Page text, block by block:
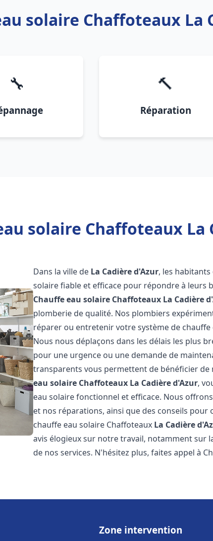
solaire Chaffoteaux La
🔧 🔨
Réparation
solaire Chaffoteaux La
Dans la ville de La Cadière d'Azur, les
solaire fiable et efficace pour répondre à leurs
Chauffe eau solaire Chaffoteaux La Cadière
plomberie de qualité. Nos plombiers
réparer ou entretenir votre système de chauffe
Nous nous déplaçons dans les délais les plus
pour une urgence ou une demande de
transparents vous permettent de bénéficier de
eau solaire Chaffoteaux La Cadière d'Azur,
eau solaire fonctionnel et efficace. Nous
et nos réparations, ainsi que des conseils
chauffe eau solaire Chaffoteaux La Cadière
avis élogieux sur notre travail, notamment sur
de nos services. N'hésitez plus, faites appel à
Zone intervention